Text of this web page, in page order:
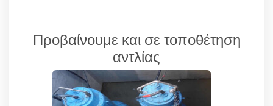
Προβαίνουμε και σε τοποθέτηση
αντλίας